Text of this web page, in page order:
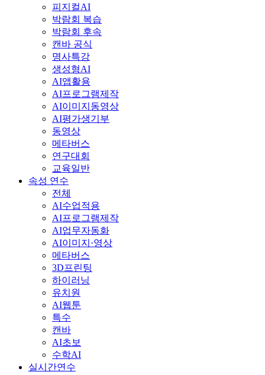
피지컬AI
박람회 복습
박람회 후속
캔바 공식
명사특강
생성형AI
AI앱활용
AI프로그램제작
AI이미지동영상
AI평가생기부
동영상
메타버스
연구대회
교육일반
속성 연수
전체
AI수업적용
AI프로그램제작
AI업무자동화
AI이미지·영상
메타버스
3D프린팅
하이러닝
유치원
AI웹툰
특수
캔바
AI초보
수학AI
실시간연수